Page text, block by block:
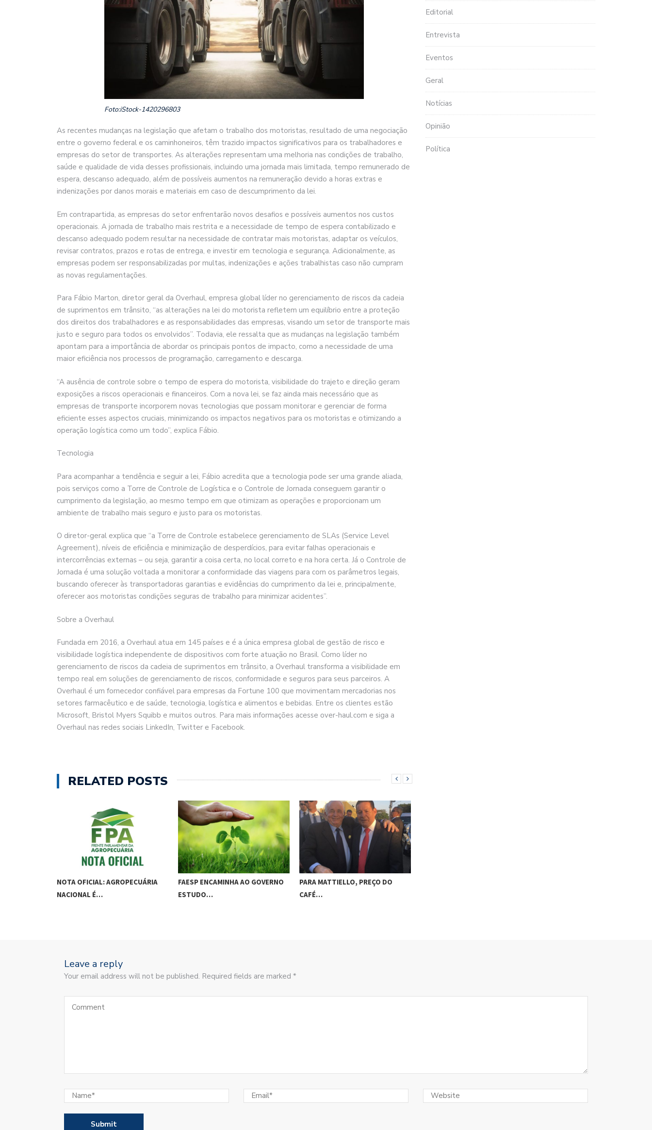
Foto:iStock-1420296803
As recentes mudanças na legislação que afetam o trabalho dos motoristas, resultado de uma negociação
entre o governo federal e os caminhoneiros, têm trazido impactos significativos para os trabalhadores e
empresas do setor de transportes. As alterações representam uma melhoria nas condições de trabalho,
saúde e qualidade de vida desses profissionais, incluindo uma jornada mais limitada, tempo remunerado de
espera, descanso adequado, além de possíveis aumentos na remuneração devido a horas extras e
indenizações por danos morais e materiais em caso de descumprimento da lei.
Em contrapartida, as empresas do setor enfrentarão novos desafios e possíveis aumentos nos custos
operacionais. A jornada de trabalho mais restrita e a necessidade de tempo de espera contabilizado e
descanso adequado podem resultar na necessidade de contratar mais motoristas, adaptar os veículos,
revisar contratos, prazos e rotas de entrega, e investir em tecnologia e segurança. Adicionalmente, as
empresas podem ser responsabilizadas por multas, indenizações e ações trabalhistas caso não cumpram
as novas regulamentações.
Para Fábio Marton, diretor geral da Overhaul, empresa global líder no gerenciamento de riscos da cadeia
de suprimentos em trânsito, “as alterações na lei do motorista refletem um equilíbrio entre a proteção
dos direitos dos trabalhadores e as responsabilidades das empresas, visando um setor de transporte mais
justo e seguro para todos os envolvidos”. Todavia, ele ressalta que as mudanças na legislação também
apontam para a importância de abordar os principais pontos de impacto, como a necessidade de uma
maior eficiência nos processos de programação, carregamento e descarga.
“A ausência de controle sobre o tempo de espera do motorista, visibilidade do trajeto e direção geram
exposições a riscos operacionais e financeiros. Com a nova lei, se faz ainda mais necessário que as
empresas de transporte incorporem novas tecnologias que possam monitorar e gerenciar de forma
eficiente esses aspectos cruciais, minimizando os impactos negativos para os motoristas e otimizando a
operação logística como um todo”, explica Fábio.
Tecnologia
Para acompanhar a tendência e seguir a lei, Fábio acredita que a tecnologia pode ser uma grande aliada,
pois serviços como a Torre de Controle de Logística e o Controle de Jornada conseguem garantir o
cumprimento da legislação, ao mesmo tempo em que otimizam as operações e proporcionam um
ambiente de trabalho mais seguro e justo para os motoristas.
O diretor-geral explica que “a Torre de Controle estabelece gerenciamento de SLAs (Service Level
Agreement), níveis de eficiência e minimização de desperdícios, para evitar falhas operacionais e
intercorrências externas – ou seja, garantir a coisa certa, no local correto e na hora certa. Já o Controle de
Jornada é uma solução voltada a monitorar a conformidade das viagens para com os parâmetros legais,
buscando oferecer às transportadoras garantias e evidências do cumprimento da lei e, principalmente,
oferecer aos motoristas condições seguras de trabalho para minimizar acidentes”.
Sobre a Overhaul
Fundada em 2016, a Overhaul atua em 145 países e é a única empresa global de gestão de risco e
visibilidade logística independente de dispositivos com forte atuação no Brasil. Como líder no
gerenciamento de riscos da cadeia de suprimentos em trânsito, a Overhaul transforma a visibilidade em
tempo real em soluções de gerenciamento de riscos, conformidade e seguros para seus parceiros. A
Overhaul é um fornecedor confiável para empresas da Fortune 100 que movimentam mercadorias nos
setores farmacêutico e de saúde, tecnologia, logística e alimentos e bebidas. Entre os clientes estão
Microsoft, Bristol Myers Squibb e muitos outros. Para mais informações acesse over-haul.com e siga a
Overhaul nas redes sociais LinkedIn, Twitter e Facebook.
RELATED POSTS
NOTA OFICIAL: AGROPECUÁRIA
NACIONAL É…
FAESP ENCAMINHA AO GOVERNO
ESTUDO…
PARA MATTIELLO, PREÇO DO
CAFÉ…
Editorial
Entrevista
Eventos
Geral
Notícias
Opinião
Política
Leave a reply
Your email address will not be published. Required fields are marked *